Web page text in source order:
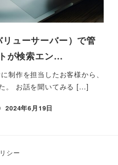
ューサーバー）で管
が検索エン…
制作を担当したお客様から、
。 お話を聞いてみる […]
2024年6月19日
シー